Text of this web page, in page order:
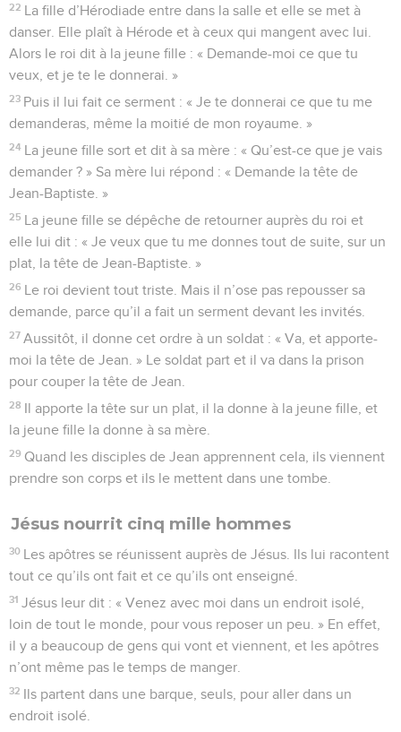
22 La fille d’Hérodiade entre dans la salle et elle se met à
danser. Elle plaît à Hérode et à ceux qui mangent avec lui.
Alors le roi dit à la jeune fille : « Demande-moi ce que tu
veux, et je te le donnerai. »
23 Puis il lui fait ce serment : « Je te donnerai ce que tu me
demanderas, même la moitié de mon royaume. »
24 La jeune fille sort et dit à sa mère : « Qu’est-ce que je vais
demander ? » Sa mère lui répond : « Demande la tête de
Jean-Baptiste. »
25 La jeune fille se dépêche de retourner auprès du roi et
elle lui dit : « Je veux que tu me donnes tout de suite, sur un
plat, la tête de Jean-Baptiste. »
26 Le roi devient tout triste. Mais il n’ose pas repousser sa
demande, parce qu’il a fait un serment devant les invités.
27 Aussitôt, il donne cet ordre à un soldat : « Va, et apporte-
moi la tête de Jean. » Le soldat part et il va dans la prison
pour couper la tête de Jean.
28 Il apporte la tête sur un plat, il la donne à la jeune fille, et
la jeune fille la donne à sa mère.
29 Quand les disciples de Jean apprennent cela, ils viennent
prendre son corps et ils le mettent dans une tombe.
Jésus nourrit cinq mille hommes
30 Les apôtres se réunissent auprès de Jésus. Ils lui racontent
tout ce qu’ils ont fait et ce qu’ils ont enseigné.
31 Jésus leur dit : « Venez avec moi dans un endroit isolé,
loin de tout le monde, pour vous reposer un peu. » En effet,
il y a beaucoup de gens qui vont et viennent, et les apôtres
n’ont même pas le temps de manger.
32 Ils partent dans une barque, seuls, pour aller dans un
endroit isolé.